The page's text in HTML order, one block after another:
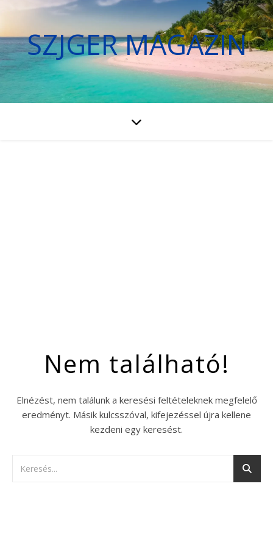
SZJGER MAGAZIN
Nem található!
Elnézést, nem találunk a keresési feltételeknek megfelelő
eredményt. Másik kulcsszóval, kifejezéssel újra kellene
kezdeni egy keresést.